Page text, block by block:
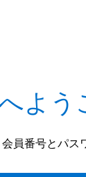
よう
員番号とパ